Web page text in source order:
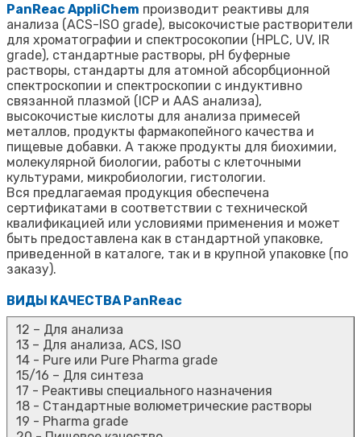
PanReac AppliChem производит реактивы для
анализа (ACS-ISO grade), высокочистые растворители
для хроматографии и спектросокопии (HPLC, UV, IR
grade), стандартные растворы, рН буферные
растворы, стандарты для атомной абсорбционной
спектроскопии и спектроскопии с индуктивно
связанной плазмой (ICP и AAS анализа),
высокочистые кислоты для анализа примесей
металлов, продукты фармакопейного качества и
пищевые добавки. А также продукты для биохимии,
молекулярной биологии, работы с клеточными
культурами, микробиологии, гистологии.
Вся предлагаемая продукция обеспечена
сертификатами в соответствии с технической
квалификацией или условиями применения и может
быть предоставлена как в стандартной упаковке,
приведенной в каталоге, так и в крупной упаковке (по
заказу).
ВИДЫ КАЧЕСТВА PanReac
12 – Для анализа
13 – Для анализа, ACS, ISO
14 - Pure или Pure Pharma grade
15/16 – Для синтеза
17 - Реактивы специального назначения
18 - Стандартные волюметрические растворы
19 - Pharma grade